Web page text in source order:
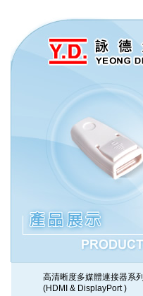
高清晰度多媒體連接器系列
(HDMI & DisplayPort )